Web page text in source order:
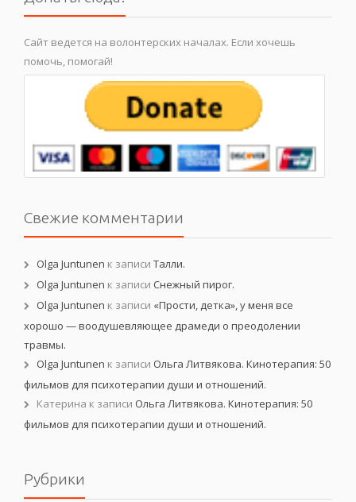
Сайт ведется на волонтерских началах. Если хочешь
помочь, помогай!
Свежие комментарии
Olga Juntunen к записи Талли.
Olga Juntunen к записи Снежный пирог.
Olga Juntunen к записи «Прости, детка», у меня все
хорошо — воодушевляющее драмеди о преодолении
травмы.
Olga Juntunen к записи Ольга Литвякова. Кинотерапия: 50
фильмов для психотерапии души и отношений.
Катерина к записи Ольга Литвякова. Кинотерапия: 50
фильмов для психотерапии души и отношений.
Рубрики